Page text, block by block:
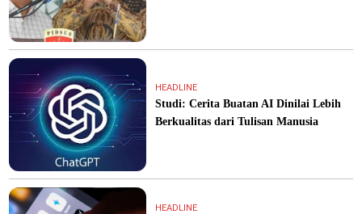
HEADLINE
Studi: Cerita Buatan AI Dinilai Lebih
Berkualitas dari Tulisan Manusia
HEADLINE